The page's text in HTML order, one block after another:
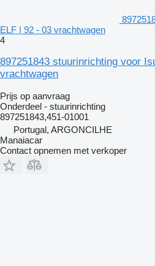
ELF | 92 - 03 vrachtwagen
4
897251843 stuurinrichting voor
vrachtwagen
Prijs op aanvraag
Onderdeel - stuurinrichting
897251843,451-01001
Portugal, ARGONCILHE
Manaiacar
Contact opnemen met verkoper